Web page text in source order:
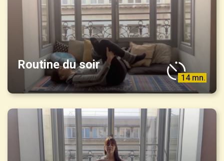
Routine du soir
14 mn.